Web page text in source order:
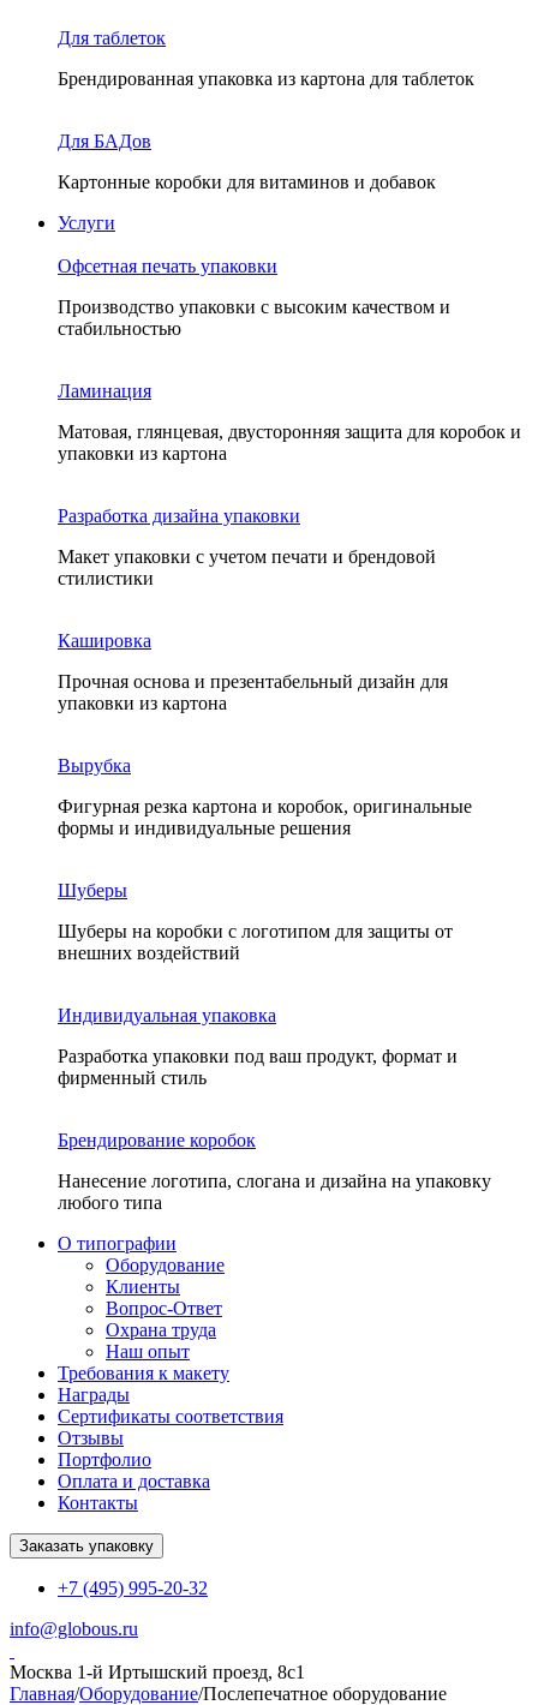
Для таблеток
Брендированная упаковка из картона для таблеток
Для БАДов
Картонные коробки для витаминов и добавок
Услуги
Офсетная печать упаковки
Производство упаковки с высоким качеством и
стабильностью
Ламинация
Матовая, глянцевая, двусторонняя защита для коробок и
упаковки из картона
Разработка дизайна упаковки
Макет упаковки с учетом печати и брендовой
стилистики
Кашировка
Прочная основа и презентабельный дизайн для
упаковки из картона
Вырубка
Фигурная резка картона и коробок, оригинальные
формы и индивидуальные решения
Шуберы
Шуберы на коробки с логотипом для защиты от
внешних воздействий
Индивидуальная упаковка
Разработка упаковки под ваш продукт, формат и
фирменный стиль
Брендирование коробок
Нанесение логотипа, слогана и дизайна на упаковку
любого типа
О типографии
Оборудование
Клиенты
Вопрос-Ответ
Охрана труда
Наш опыт
Требования к макету
Награды
Сертификаты соответствия
Отзывы
Портфолио
Оплата и доставка
Контакты
Заказать упаковку
+7 (495) 995-20-32
info@globous.ru
Москва 1-й Иртышский проезд, 8с1
Главная/Оборудование/Послепечатное оборудование